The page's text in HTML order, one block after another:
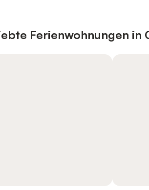
Ferienwohnungen in